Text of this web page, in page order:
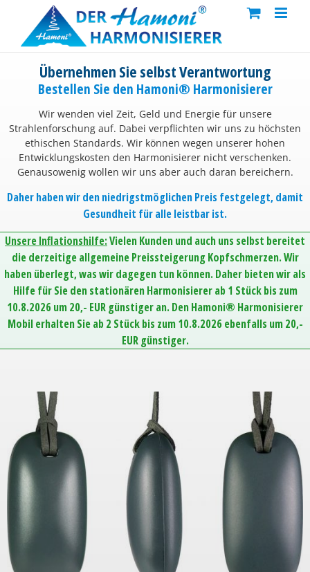
content
Übernehmen Sie selbst Verantwortung
Bestellen Sie den Hamoni® Harmonisierer
Wir wenden viel Zeit, Geld und Energie für unsere
Strahlenforschung auf. Dabei verpflichten wir uns zu höchsten
ethischen Standards. Wir können wegen unserer hohen
Entwicklungskosten den Harmonisierer nicht verschenken.
Genausowenig wollen wir uns aber auch daran bereichern.
Daher haben wir den niedrigstmöglichen Preis festgelegt, damit
Gesundheit für alle leistbar ist.
Unsere Inflationshilfe:Vielen Kunden und auch uns selbst bereitet
die derzeitige allgemeine Preissteigerung Kopfschmerzen. Wir
haben überlegt, was wir dagegen tun können. Daher bieten wir als
Hilfe für Sie den stationären Harmonisierer ab 1 Stück bis zum
10.8.2026 um 20,- EUR günstiger an. Den Hamoni® Harmonisierer
Mobil erhalten Sie ab 2 Stück bis zum 10.8.2026 ebenfalls um 20,-
EUR günstiger.